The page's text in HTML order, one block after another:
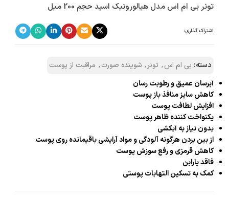
تونر بی ام اس مدل هیالورونیک اسید حجم 200 میل
اشتراک گذاری:
دسته: بی ام اس, تونر , شوینده صورت, مراقبت از پوست
آبرسان عمیق و رطوبت رسان
کاهش سایز منافذ باز پوست
افزایش لطافت پوست
یکنواخت کننده ظاهر پوست
بدون نیاز به آبکشی
از بین بردن هرگونه آلودگی و مواد آرایشی باقیمانده روی پوست
کاهش قرمزی و رفع سوزش پوست
فاقد پارابن
کمک به تسکین التهابات پوستی